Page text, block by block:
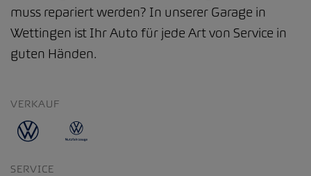
muss repariert werden? In unserer Garage in
Wettingen ist Ihr Auto für jede Art von Service in
guten Händen.
VERKAUF
SERVICE